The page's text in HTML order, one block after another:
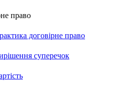
право
договірне право
суперечок